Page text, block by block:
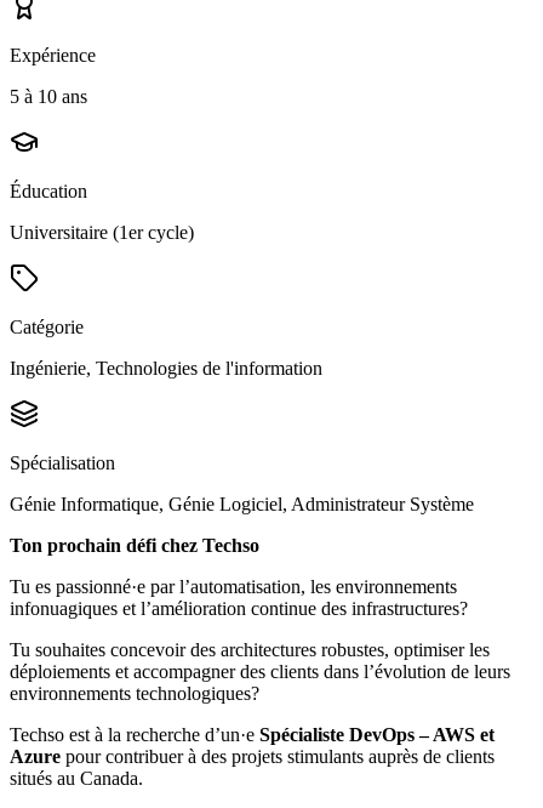
Expérience
5 à 10 ans
Éducation
Universitaire (1er cycle)
Catégorie
Ingénierie, Technologies de l'information
Spécialisation
Génie Informatique, Génie Logiciel, Administrateur Système
Ton prochain défi chez Techso
Tu es passionné·e par l’automatisation, les environnements
infonuagiques et l’amélioration continue des infrastructures?
Tu souhaites concevoir des architectures robustes, optimiser les
déploiements et accompagner des clients dans l’évolution de leurs
environnements technologiques?
Techso est à la recherche d’un·e Spécialiste DevOps – AWS et
Azure pour contribuer à des projets stimulants auprès de clients
situés au Canada.